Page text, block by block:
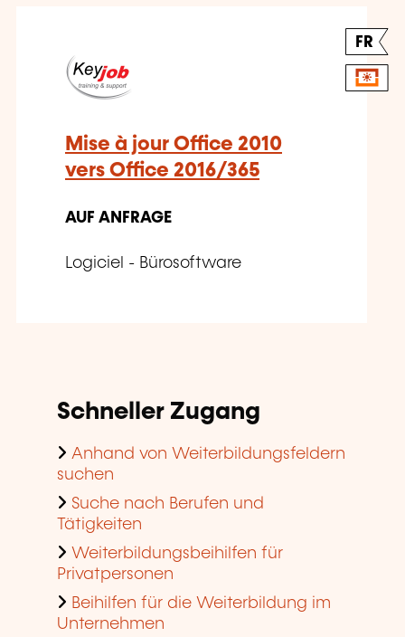
FR
Mise à jour Office 2010
vers Office 2016/365
AUF ANFRAGE
Logiciel - Bürosoftware
Schneller Zugang
Anhand von Weiterbildungsfeldern
suchen
Suche nach Berufen und
Tätigkeiten
Weiterbildungsbeihilfen für
Privatpersonen
Beihilfen für die Weiterbildung im
Unternehmen